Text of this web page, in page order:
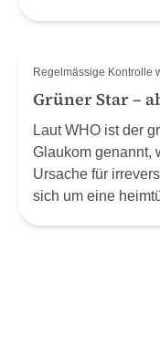
Regelmässige Kontrolle
Grüner Star –
Laut WHO ist der
Glaukom genannt,
Ursache für
sich um eine